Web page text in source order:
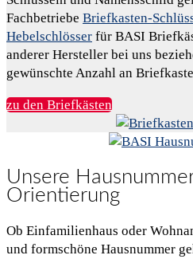
Fachbetriebe Briefkasten-
Hebelschlösser für BASI
anderer Hersteller bei uns
gewünschte Anzahl an
zu den Briefkästen
Unsere
Orientierung
Ob Einfamilienhaus oder
und formschöne Hausnummer